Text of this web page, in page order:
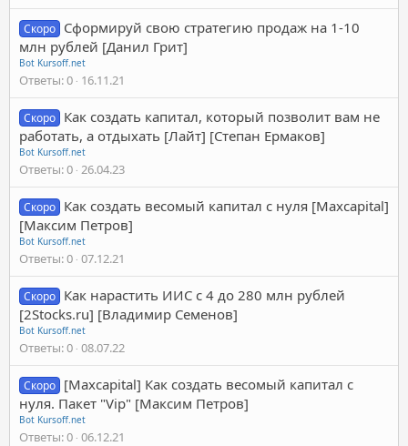
Скоро Сформируй свою стратегию продаж на 1-10
млн рублей [Данил Грит]
Bot Kursoff.net
Ответы 0 16.11.21
Скоро Как создать капитал, который позволит вам не
работать, а отдыхать [Лайт] [Степан Ермаков]
Bot Kursoff.net
Ответы 0 26.04.23
Скоро Как создать весомый капитал с нуля [Maxcapital]
[Максим Петров]
Bot Kursoff.net
Ответы 0 07.12.21
Скоро Как нарастить ИИС с 4 до 280 млн рублей
[2Stocks.ru] [Владимир Семенов]
Bot Kursoff.net
Ответы 0 08.07.22
Скоро [Maxcapital] Как создать весомый капитал с
нуля. Пакет "Vip" [Максим Петров]
Bot Kursoff.net
Ответы 0 06.12.21